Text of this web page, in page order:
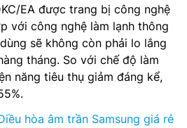
EA được trang bị công nghệ
với công nghệ làm lạnh thông
sẽ không còn phải lo lắng
tháng. So với chế độ làm
năng tiêu thụ giảm đáng kể,
hòa âm trần Samsung giá rẻ